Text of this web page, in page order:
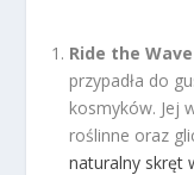
Ride the Wave
przypadła do
kosmyków. Jej
roślinne oraz
naturalny skręt